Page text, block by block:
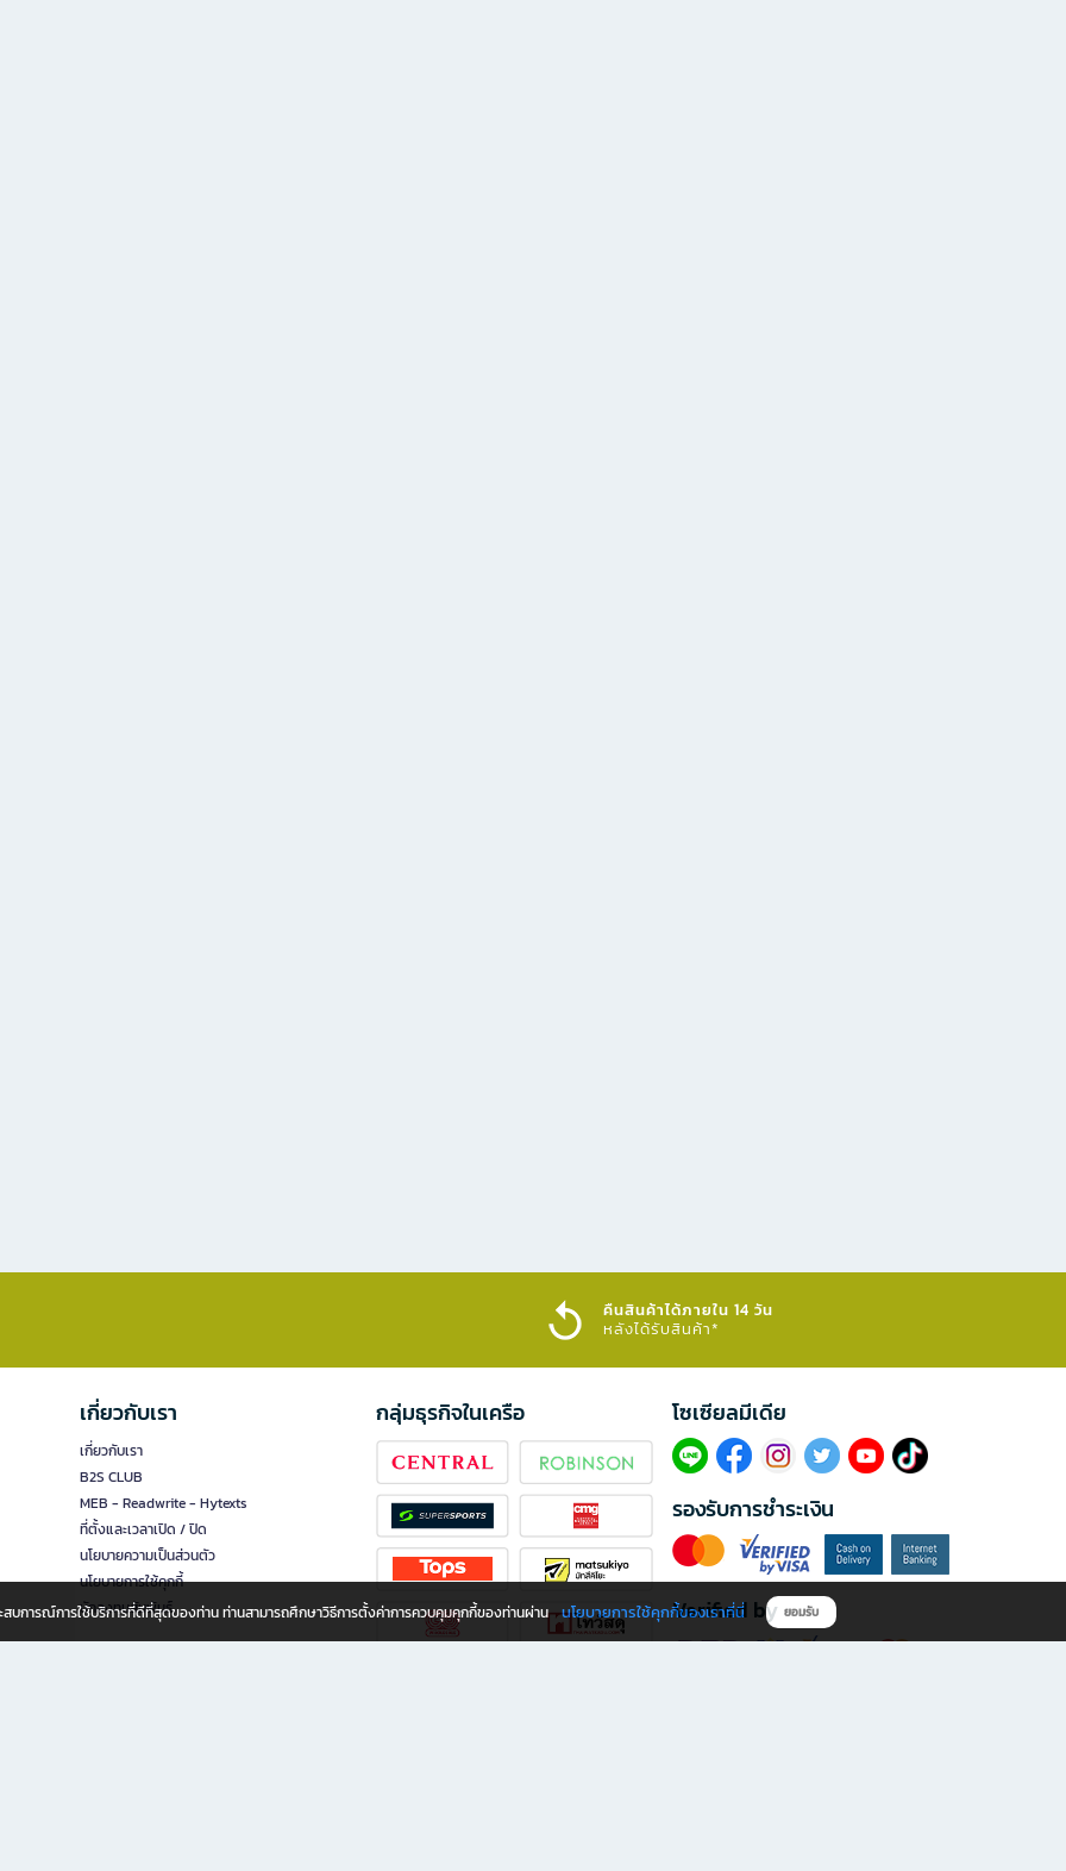
คืนสินค้าได้ภายใน 14 วัน
หลังได้รับสินค้า*
เกี่ยวกับเรา
เกี่ยวกับเรา
B2S CLUB
MEB - Readwrite - Hytexts
ที่ตั้งและเวลาเปิด / ปิด
นโยบายความเป็นส่วนตัว
นโยบายการใช้คุกกี้
นักลงทุนสัมพันธ์
กลุ่มธุรกิจในเครือ โซเซียลมีเดีย​
รองรับการชำระเงิน
Verified by
สบการณ์การใช้บริการที่ดีที่สุดของท่าน ท่านสามารถศึกษาวิธีการตั้งค่าการควบคุมคุกกี้ของท่านผ่าน นโยบายการใช้คุกกี้ของเราที่นี่ ยอมรับ